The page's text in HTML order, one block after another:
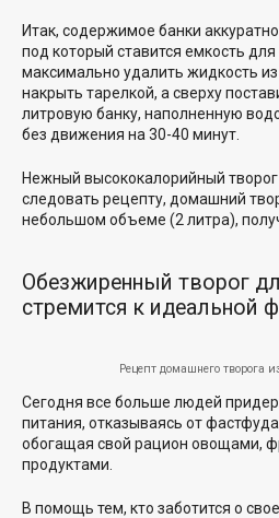
Итак, содержимое банки
под который ставится емкость
максимально удалить жидкость
накрыть тарелкой, а сверху
литровую банку, наполненную
без движения на 30-40 минут.
Нежный высококалорийный творог
следовать рецепту, домашний
небольшом объеме (2 литра),
Обезжиренный творог
стремится к идеальной
Рецепт домашнего творога
Сегодня все больше людей
питания, отказываясь от
обогащая свой рацион овощами,
продуктами.
В помощь тем, кто заботится о